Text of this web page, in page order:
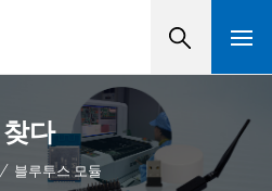
찾다
/ 블루투스 모듈